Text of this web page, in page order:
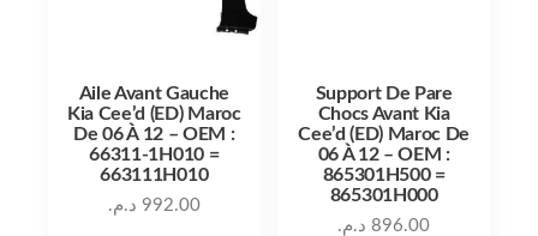
Aile Avant Gauche
Kia Cee’d (ED) Maroc
De 06 À 12 – OEM :
66311-1H010 =
663111H010
992.00 د.م.
Support De Pare
Chocs Avant Kia
Cee’d (ED) Maroc De
06 À 12 – OEM :
865301H500 =
865301H000
896.00 د.م.